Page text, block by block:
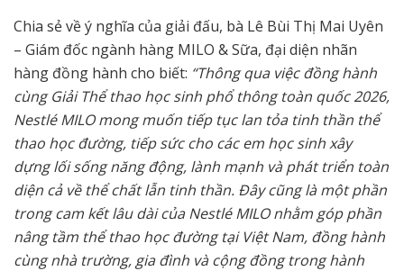
Chia sẻ về ý nghĩa của giải đấu, bà Lê Bùi Thị Mai Uyên
– Giám đốc ngành hàng MILO & Sữa, đại diện nhãn
hàng đồng hành cho biết: “Thông qua việc đồng hành
cùng Giải Thể thao học sinh phổ thông toàn quốc 2026,
Nestlé MILO mong muốn tiếp tục lan tỏa tinh thần thể
thao học đường, tiếp sức cho các em học sinh xây
dựng lối sống năng động, lành mạnh và phát triển toàn
diện cả về thể chất lẫn tinh thần. Đây cũng là một phần
trong cam kết lâu dài của Nestlé MILO nhằm góp phần
nâng tầm thể thao học đường tại Việt Nam, đồng hành
cùng nhà trường, gia đình và cộng đồng trong hành